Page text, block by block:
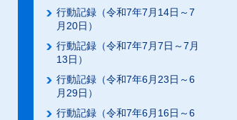
行動記録（令和7年7月14日～7
月20日）
行動記録（令和7年7月7日～7月
13日）
行動記録（令和7年6月23日～6
月29日）
行動記録（令和7年6月16日～6